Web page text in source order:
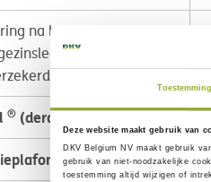
Toestemming
Deze website maakt gebruik van
DKV Belgium NV maakt gebruik
gebruik vanniet-noodzakelijke
toestemming altijd wijzigen of
na hospitalisatie
die meereizen
® (derdebetalerssysteem)